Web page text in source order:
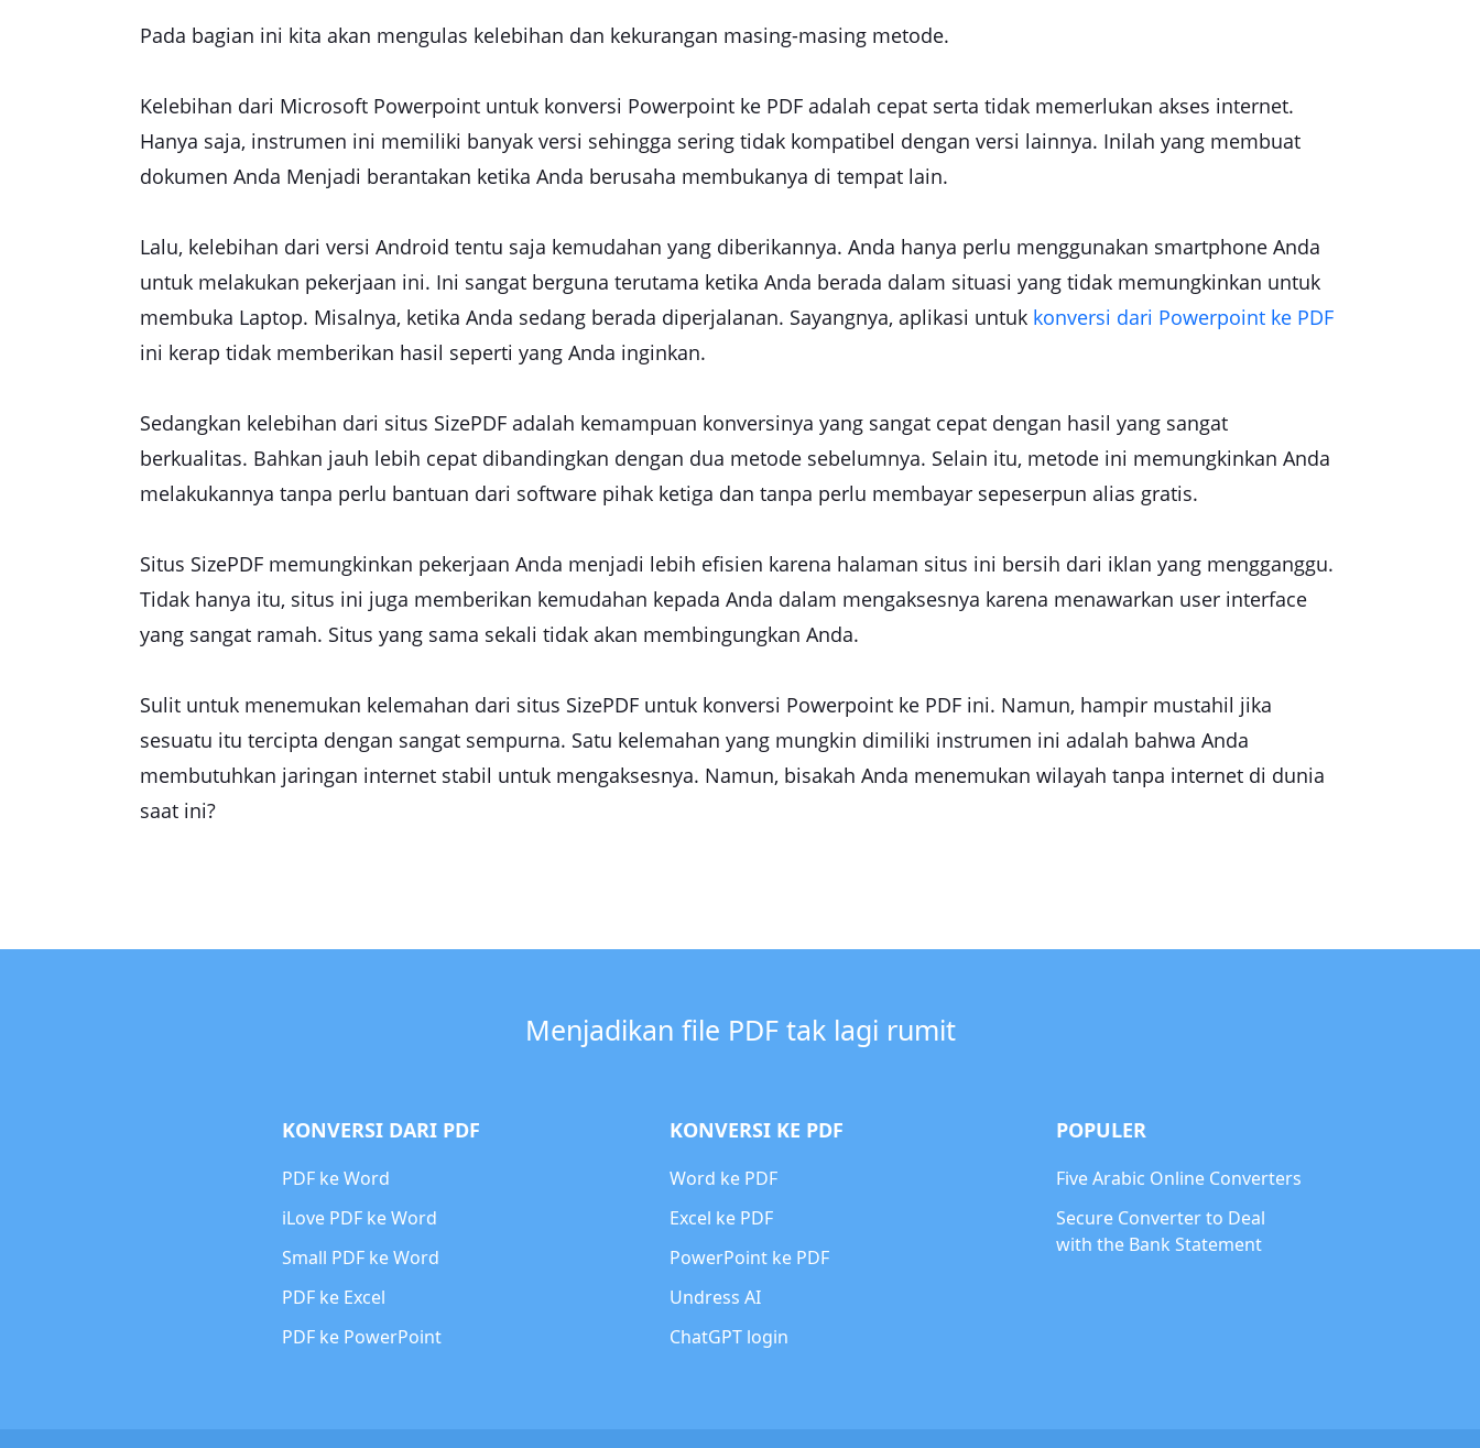
Pada bagian ini kita akan mengulas kelebihan dan kekurangan masing-masing metode.
Kelebihan dari Microsoft Powerpoint untuk konversi Powerpoint ke PDF adalah cepat serta tidak memerlukan akses internet.
Hanya saja, instrumen ini memiliki banyak versi sehingga sering tidak kompatibel dengan versi lainnya. Inilah yang membuat
dokumen Anda Menjadi berantakan ketika Anda berusaha membukanya di tempat lain.
Lalu, kelebihan dari versi Android tentu saja kemudahan yang diberikannya. Anda hanya perlu menggunakan smartphone Anda
untuk melakukan pekerjaan ini. Ini sangat berguna terutama ketika Anda berada dalam situasi yang tidak memungkinkan untuk
membuka Laptop. Misalnya, ketika Anda sedang berada diperjalanan. Sayangnya, aplikasi untuk konversi dari Powerpoint ke PDF
ini kerap tidak memberikan hasil seperti yang Anda inginkan.
Sedangkan kelebihan dari situs SizePDF adalah kemampuan konversinya yang sangat cepat dengan hasil yang sangat
berkualitas. Bahkan jauh lebih cepat dibandingkan dengan dua metode sebelumnya. Selain itu, metode ini memungkinkan Anda
melakukannya tanpa perlu bantuan dari software pihak ketiga dan tanpa perlu membayar sepeserpun alias gratis.
Situs SizePDF memungkinkan pekerjaan Anda menjadi lebih efisien karena halaman situs ini bersih dari iklan yang mengganggu.
Tidak hanya itu, situs ini juga memberikan kemudahan kepada Anda dalam mengaksesnya karena menawarkan user interface
yang sangat ramah. Situs yang sama sekali tidak akan membingungkan Anda.
Sulit untuk menemukan kelemahan dari situs SizePDF untuk konversi Powerpoint ke PDF ini. Namun, hampir mustahil jika
sesuatu itu tercipta dengan sangat sempurna. Satu kelemahan yang mungkin dimiliki instrumen ini adalah bahwa Anda
membutuhkan jaringan internet stabil untuk mengaksesnya. Namun, bisakah Anda menemukan wilayah tanpa internet di dunia
saat ini?
Menjadikan file PDF tak lagi rumit
KONVERSI DARI PDF
PDF ke Word
iLove PDF ke Word
Small PDF ke Word
PDF ke Excel
PDF ke PowerPoint
KONVERSI KE PDF
Word ke PDF
Excel ke PDF
PowerPoint ke PDF
Undress AI
ChatGPT login
POPULER
Five Arabic Online Converters
Secure Converter to Deal
with the Bank Statement